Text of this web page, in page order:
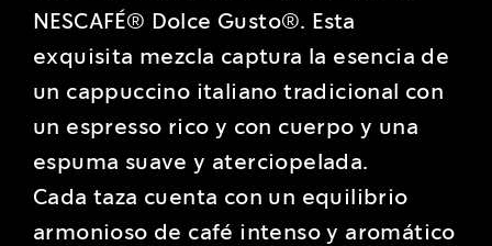
NESCAFÉ® Dolce Gusto®. Esta
exquisita mezcla captura la esencia de
un cappuccino italiano tradicional con
un espresso rico y con cuerpo y una
espuma suave y aterciopelada.
Cada taza cuenta con un equilibrio
armonioso de café intenso y aromático